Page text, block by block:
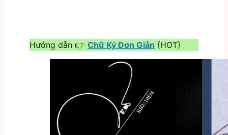
Hướng dẫn 👉 Chữ Ký Đơn Giản {HOT}